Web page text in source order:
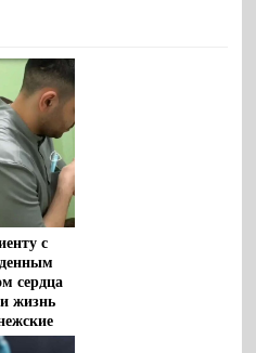
с
сердца
жизнь